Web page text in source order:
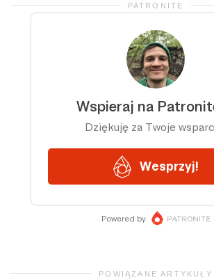
PATRONITE
POWIĄZANE ARTYKUŁY